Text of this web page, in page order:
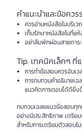
คำแนะนำและข้อควร
ควรอ่านหนังสือในบริเ
เก็บรักษาหนังสือในที่แ
อย่าลืมพักผ่อนสายตาร
Tip. เทคนิคเล็กๆ ที่
การทำข้อสอบควรจับเ
การทบทวนคำอธิบายเ
แนวคิดการตอบได้ดียิ่ง
ทบทวนเฉลยแนวข้อสอบทุ
อย่างมีประสิทธิภาพ เตรี
สำหรับการเตรียมตัวสอบใน